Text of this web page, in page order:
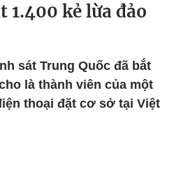
1.400 kẻ lừa đảo
sát Trung Quốc đã bắt
là thành viên của một
thoại đặt cơ sở tại Việt